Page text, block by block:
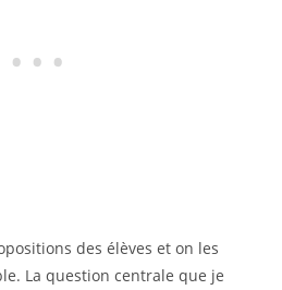
des élèves et on les
La question centrale que je